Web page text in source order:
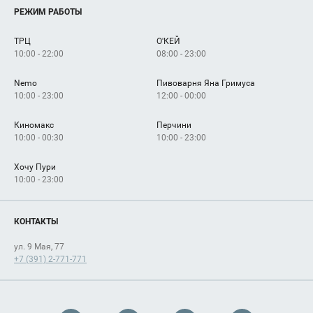
Услуги
Рекламодателям
Как добраться
РЕЖИМ РАБОТЫ
ТРЦ
10:00 - 22:00
О'КЕЙ
08:00 - 23:00
Nemo
10:00 - 23:00
Пивоварня Яна Гримуса
12:00 - 00:00
Киномакс
10:00 - 00:30
Перчини
10:00 - 23:00
Хочу Пури
10:00 - 23:00
КОНТАКТЫ
ул. 9 Мая, 77
+7 (391) 2-771-771